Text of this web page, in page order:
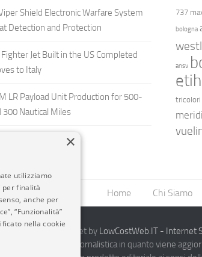
Shield Electronic Warfare System
Detection and Protection
Jet Built in the US Completed
to Italy
LR Payload Unit Production for 500-
Nautical Miles
737
bologna
ansv
tricolori
Home Chi Siamo
Creazione Siti Internet by LowCostWeb.IT - Internet
una testata giornalistica in quanto viene
×
utilizziamo
per finalità
anche per
“Funzionalità”
nella cookie